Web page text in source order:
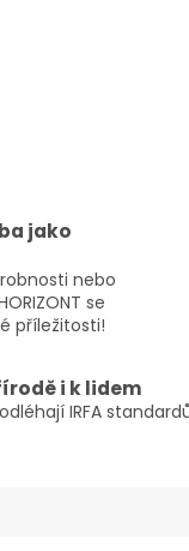
jako
nebo
se
příležitosti!
i k lidem
IRFA